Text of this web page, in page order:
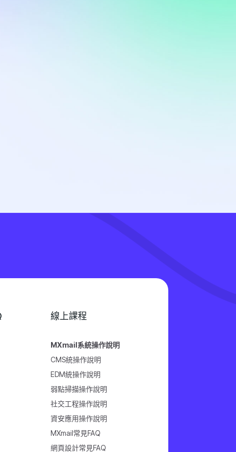
線上課程
MXmail系統操作說明
CMS統操作說明
EDM統操作說明
弱點掃描操作說明
社交工程操作說明
資安應用操作說明
MXmail常見FAQ
網頁設計常見FAQ